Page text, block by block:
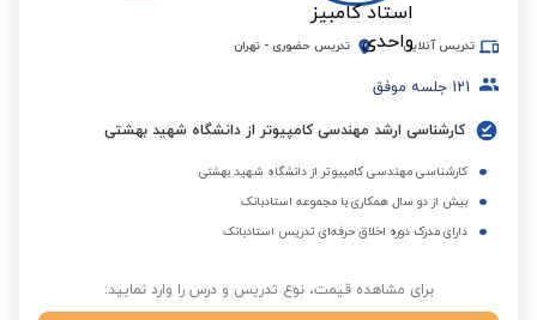
تدریس آنلاین تدریس حضوری - تهران
121 جلسه موفق
کارشناسی ارشد مهندسی کامپیوتر از دانشگاه شهید بهشتی
کارشناسی مهندسی کامپیوتر از دانشگاه شهید بهشتی
بیش از دو سال همکاری با مجموعه استادبانک
دارای مدرک دوره اخلاق حرفه‌ای تدریس استادبانک
برای مشاهده قیمت، نوع تدریس و درس را وارد نمایید: